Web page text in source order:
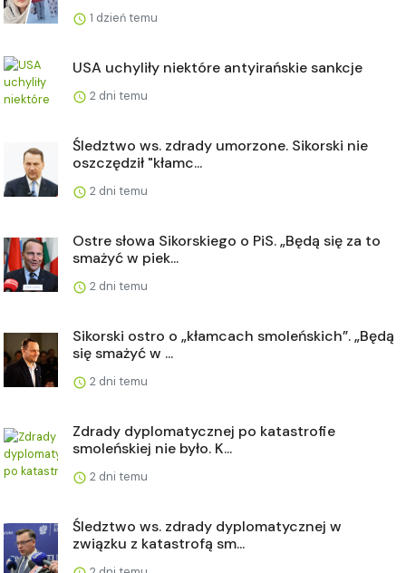
1 dzień temu
USA uchyliły niektóre antyirańskie sankcje
2 dni temu
Śledztwo ws. zdrady umorzone. Sikorski nie
oszczędził "kłamc...
2 dni temu
Ostre słowa Sikorskiego o PiS. „Będą się za to
smażyć w piek...
2 dni temu
Sikorski ostro o „kłamcach smoleńskich”. „Będą
się smażyć w ...
2 dni temu
Zdrady dyplomatycznej po katastrofie
smoleńskiej nie było. K...
2 dni temu
Śledztwo ws. zdrady dyplomatycznej w
związku z katastrofą sm...